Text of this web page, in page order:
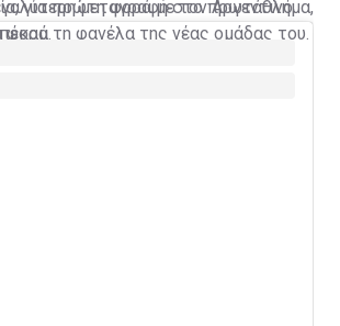
μεταγραφή στο πρωτάθλημα,
για πρώτη φορά με τον Αργεντινό
τη φανέλα της νέας ομάδας του.